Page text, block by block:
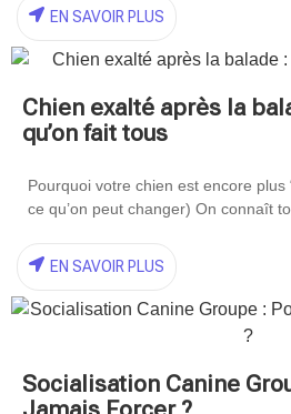
EN SAVOIR PLUS
Chien exalté après la
qu’on fait tous
Pourquoi votre chien est encore plus
ce qu’on peut changer) On connaît
EN SAVOIR PLUS
Socialisation Canine